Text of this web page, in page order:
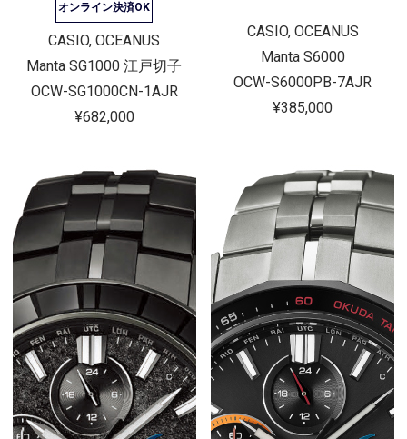
オンライン決済OK
CASIO, OCEANUS
Manta SG1000 江戸切子
OCW-SG1000CN-1AJR
¥682,000
CASIO, OCEANUS
Manta S6000
OCW-S6000PB-7AJR
¥385,000